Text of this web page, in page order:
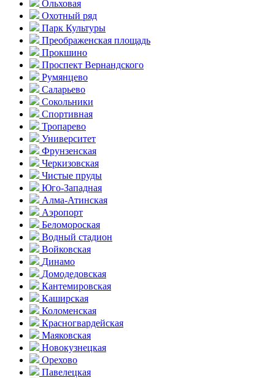
Ольховая
Охотный ряд
Парк Культуры
Преобра­женская площадь
Прокшино
Проспект Вернандского
Румянцево
Саларьево
Сокольники
Спортивная
Тропарево
Университет
Фрунзенская
Черкизовская
Чистые пруды
Юго-Западная
Алма-Атинская
Аэропорт
Беломороская
Водный стадион
Войковская
Динамо
Домоде­довская
Кантеми­ровская
Каширская
Коломенская
Красногвар­дейская
Маяковская
Новокузнецкая
Орехово
Павелецкая